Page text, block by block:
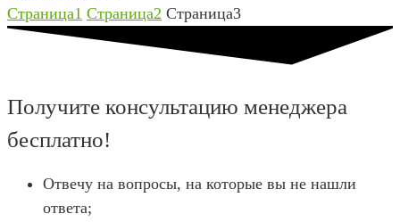
Страница1 Страница2 Страница3
Получите консультацию менеджера
бесплатно!
Отвечу на вопросы, на которые вы не нашли
ответа;